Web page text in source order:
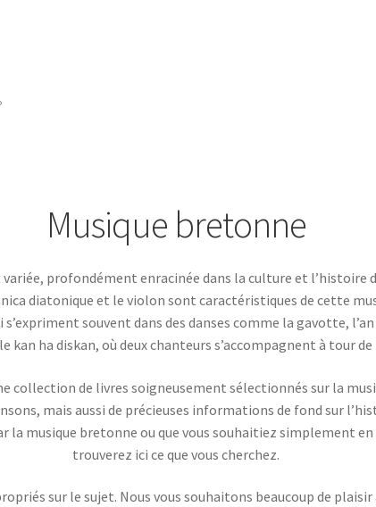
Musique bretonne
profondément enracinée dans la culture et
diatonique et le violon sont caractéristiques de cette
souvent dans des danses comme la gavotte,
ha diskan, où deux chanteurs s’accompagnent à tour
collection de livres soigneusement sélectionnés sur la
mais aussi de précieuses informations de fond sur
la musique bretonne ou que vous souhaitiez simplement
trouverez ici ce que vous cherchez.
sur le sujet. Nous vous souhaitons beaucoup de